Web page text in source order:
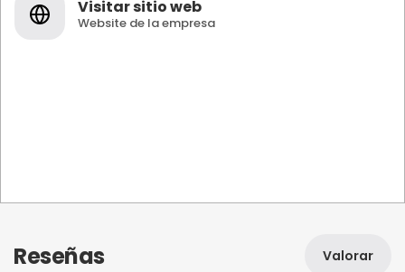
Visitar sitio web
Website de la empresa
Reseñas Valorar